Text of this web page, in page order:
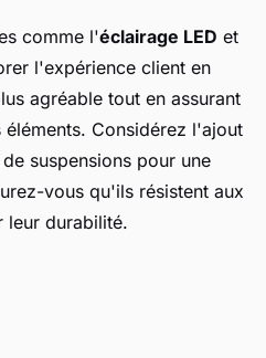
comme l'éclairage LED et
l'expérience client en
agréable tout en assurant
Considérez l'ajout
suspensions pour une
vous qu'ils résistent aux
leur durabilité.